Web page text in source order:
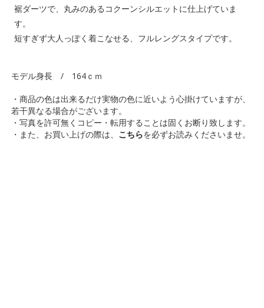
裾ダーツで、丸みのあるコクーンシルエットに仕上げていま
す。
短すぎず大人っぽく着こなせる、フルレングスタイプです。
モデル身長 / 164ｃｍ
・商品の色は出来るだけ実物の色に近いよう心掛けていますが、
若干異なる場合がございます。
・写真を許可無くコピー・転用することは固くお断り致します。
・また、お買い上げの際は、 こちらを必ずお読みくださいませ。